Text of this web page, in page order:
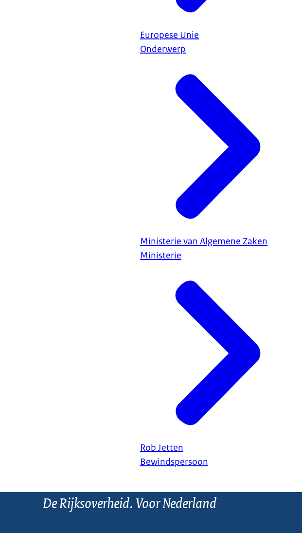
Europese Unie
Onderwerp
Ministerie van Algemene Zaken
Ministerie
Rob Jetten
Bewindspersoon
De Rijksoverheid. Voor Nederland